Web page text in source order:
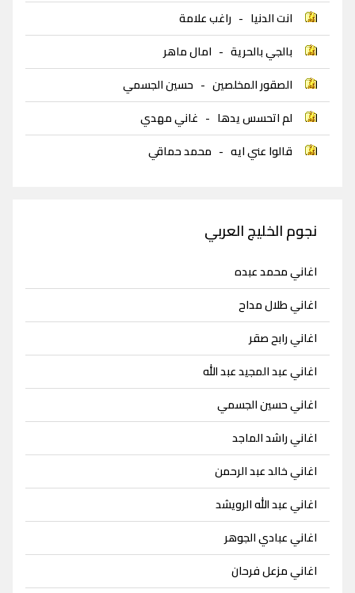
انت الدنيا - راغب علامة
بالجي بالحرية - امال ماهر
الصقور المخلصين - حسين الجسمي
لم اتحسس يدها - غاني مهدي
قالوا عني ايه - محمد حماقي
نجوم الخليج العربي
اغاني محمد عبده
اغاني طلال مداح
اغاني رابح صقر
اغاني عبد المجيد عبد الله
اغاني حسين الجسمي
اغاني راشد الماجد
اغاني خالد عبد الرحمن
اغاني عبد الله الرويشد
اغاني عبادي الجوهر
اغاني مزعل فرحان